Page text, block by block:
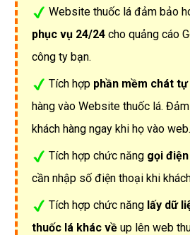
Website thuốc lá đảm bảo
phục vụ 24/24 cho quảng cáo
công ty bạn.
Tích hợp phần mềm chát
hàng vào Website thuốc lá.
khách hàng ngay khi họ vào web.
Tích hợp chức năng gọi
cần nhập số điện thoại khi
Tích hợp chức năng lấy dữ
thuốc lá khác về up lên web